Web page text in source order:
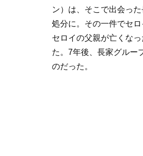
ン）は、そこで出会っ
処分に。その一件でセ
セロイの父親が亡くな
た。7年後、長家グルー
のだった。